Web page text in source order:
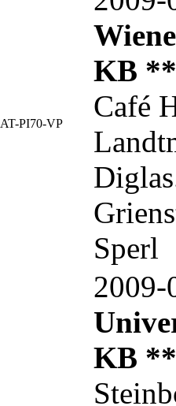
AT-PI70-VP
KB **
Café
Sperl
KB **